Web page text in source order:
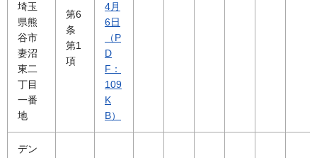
埼玉
県熊
谷市
妻沼
東二
丁目
一番
地
第6
条
第1
項
4月
6日
（P
D
F：
109
K
B）
デン